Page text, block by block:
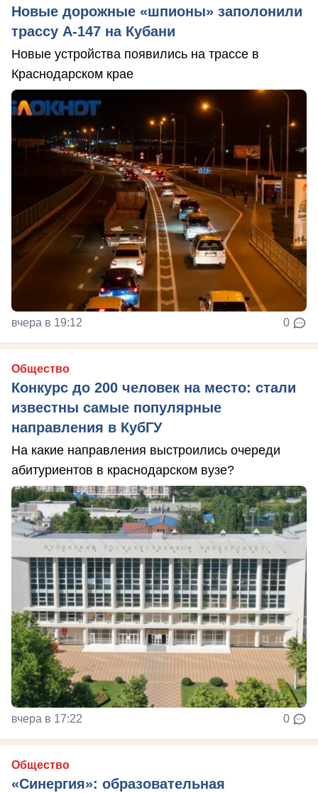
Новые дорожные «шпионы» заполонили
трассу А-147 на Кубани
Новые устройства появились на трассе в
Краснодарском крае
вчера в 19:12 0
Общество
Конкурс до 200 человек на место: стали
известны самые популярные
направления в КубГУ
На какие направления выстроились очереди
абитуриентов в краснодарском вузе?
вчера в 17:22 0
Общество
«Синергия»: образовательная